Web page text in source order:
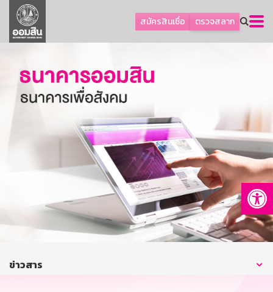
สมัครสินเชื่อ ตรวจสลาก
ลูกค้าธุรกิจ
ลูกค้าผู้ประกอบรายย่อย
ออมเพื่อสุข
เกี่ยวกับธนาคาร
การพัฒนาที่ยั่งยืน
บริการทางการเงิน
ติดต่อเรา
บริการออนไลน์
ข่าวสาร